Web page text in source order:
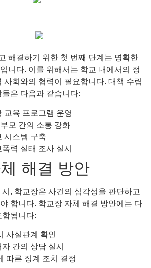
해결하기 위한 첫 번째 단계는 명확한
니다. 이를 위해서는 학교 내에서의 정
사회와의 협력이 필요합니다. 대책 수립
은 다음과 같습니다:
교육 프로그램 운영
모 간의 소통 강화
시스템 구축
력 실태 조사 실시
해결 방안
, 학교장은 사건의 심각성을 판단하고
합니다. 학교장 자체 해결 방안에는 다
함됩니다:
사실관계 확인
간의 상담 실시
따른 징계 조치 결정